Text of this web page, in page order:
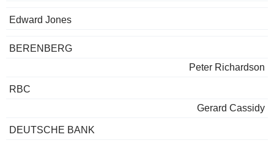
Edward Jones
BERENBERG
Peter Richardson
RBC
Gerard Cassidy
DEUTSCHE BANK